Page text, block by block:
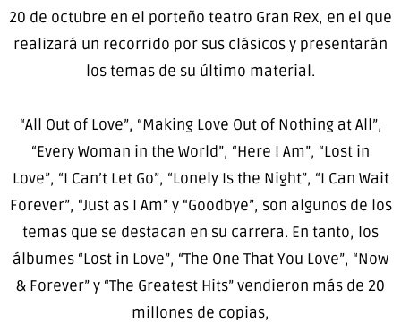
20 de octubre en el porteño teatro Gran Rex, en el que
realizará un recorrido por sus clásicos y presentarán
los temas de su último material.
“All Out of Love”, “Making Love Out of Nothing at All”,
“Every Woman in the World”, “Here I Am”, “Lost in
Love”, “I Can’t Let Go”, “Lonely Is the Night”, “I Can Wait
Forever”, “Just as I Am” y “Goodbye”, son algunos de los
temas que se destacan en su carrera. En tanto, los
álbumes “Lost in Love”, “The One That You Love”, “Now
& Forever” y “The Greatest Hits” vendieron más de 20
millones de copias,